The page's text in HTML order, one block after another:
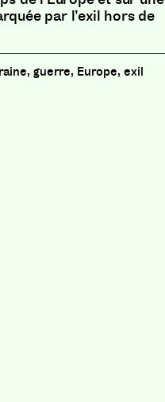
par l’exil hors de
guerre, Europe, exil